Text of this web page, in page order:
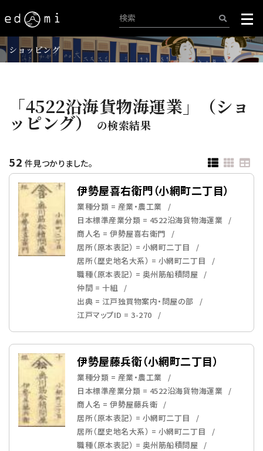
ショッピング
「4522沿海貨物海運業」（ショ
ッピング） の検索結果
52 件見つかりました。
伊勢屋喜右衛門（小網町二丁目）
業種分類 = 産業・農工業
日本標準産業分類 = 4522沿海貨物海運業
商人名 = 伊勢屋喜右衛門
居所（原本表記） = 小網町二丁目
居所（歴史地名大系） = 小網町二丁目
職種（原本表記） = 奥州筋船積問屋
仲間 = 十組
出典 = 江戸独買物案内・問屋の部
江戸マップID = 3-270
伊勢屋藤兵衛（小網町二丁目）
業種分類 = 産業・農工業
日本標準産業分類 = 4522沿海貨物海運業
商人名 = 伊勢屋藤兵衛
居所（原本表記） = 小網町二丁目
居所（歴史地名大系） = 小網町二丁目
職種（原本表記） = 奥州筋船積問屋